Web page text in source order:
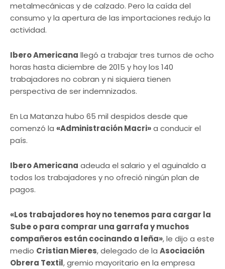
metalmecánicas y de calzado. Pero la caída del
consumo y la apertura de las importaciones redujo la
actividad.
Ibero Americana llegó a trabajar tres turnos de ocho
horas hasta diciembre de 2015 y hoy los 140
trabajadores no cobran y ni siquiera tienen
perspectiva de ser indemnizados.
En La Matanza hubo 65 mil despidos desde que
comenzó la «Administración Macri»a conducir el
país.
Ibero Americana adeuda el salario y el aguinaldo a
todos los trabajadores y no ofreció ningún plan de
pagos.
«Los trabajadores hoy no tenemos para cargar la
Sube o para comprar una garrafa y muchos
compañeros están cocinando a leña», le dijo a este
medio Cristian Mieres, delegado de la Asociación
Obrera Textil, gremio mayoritario en la empresa